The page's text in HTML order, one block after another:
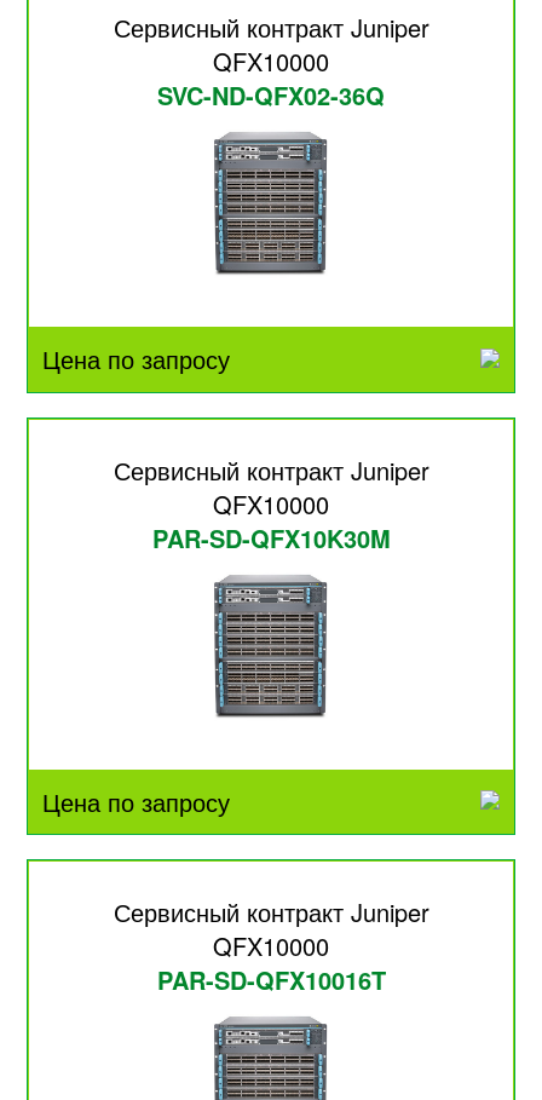
Сервисный контракт Juniper
QFX10000
SVC-ND-QFX02-36Q
Цена по запросу
Сервисный контракт Juniper
QFX10000
PAR-SD-QFX10K30M
Цена по запросу
Сервисный контракт Juniper
QFX10000
PAR-SD-QFX10016T